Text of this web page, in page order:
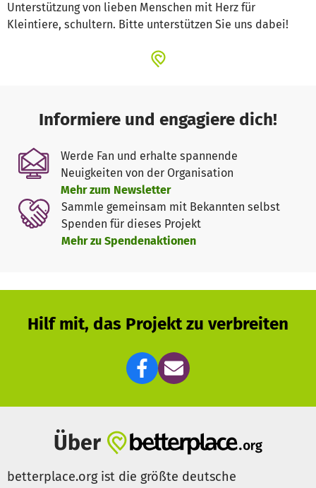
Unterstützung von lieben Menschen mit Herz für
Kleintiere, schultern. Bitte unterstützen Sie uns dabei!
Informiere und engagiere dich!
Werde Fan und erhalte spannende
Neuigkeiten von der Organisation
Mehr zum Newsletter
Sammle gemeinsam mit Bekannten selbst
Spenden für dieses Projekt
Mehr zu Spendenaktionen
Hilf mit, das Projekt zu verbreiten
Über
betterplace.org ist die größte deutsche